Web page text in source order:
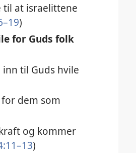
at israelittene
)
for Guds folk
til Guds hvile
dem som
og kommer
)